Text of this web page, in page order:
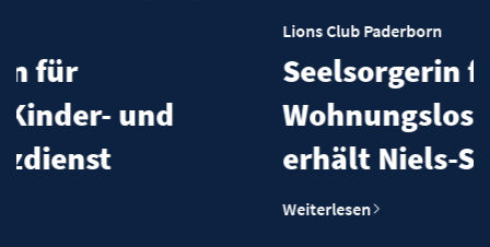
Seelsorgerin für
Wohnungslose in Paderborn
erhält Niels-Stensen-Preis